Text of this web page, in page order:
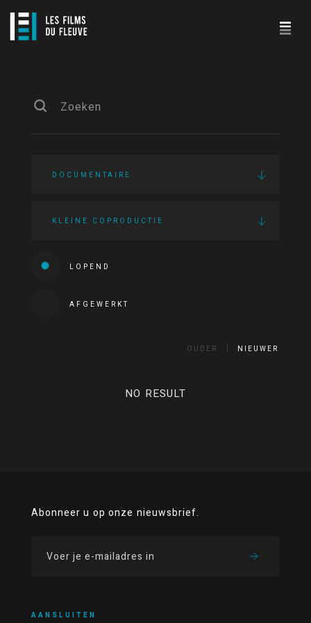
DOCUMENTAIRE
KLEINE COPRODUCTIE
LOPEND
AFGEWERKT
OUDER NIEUWER
NO RESULT
Abonneer u op onze nieuwsbrief.
AANSLUITEN